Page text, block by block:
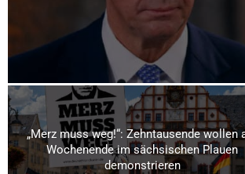
„Merz muss weg!“: Zehntausende wollen
Wochenende im sächsischen Plauen
demonstrieren